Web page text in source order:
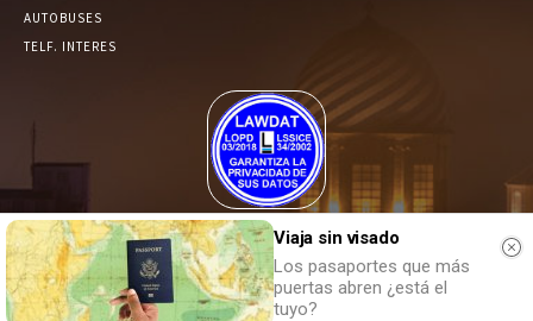
AUTOBUSES
TELF. INTERES
El Periódico de Yecla alcanza un grado más de compromiso en el
tratamiento de sus datos.
Viaja sin visado
Los pasaportes que más
puertas abren ¿está el
tuyo?